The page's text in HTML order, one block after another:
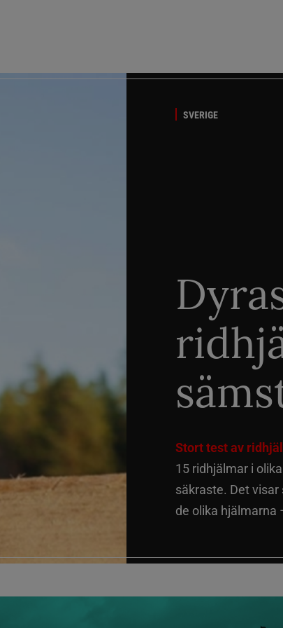
SVERIGE
Stort test av
15 ridhjälmar i
säkraste. Det
de olika hjälmarna